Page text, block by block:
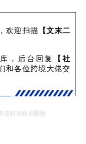
欢迎扫描 【文末二
，后台回复
【社
和各位跨境大佬交
侵权请联系删除